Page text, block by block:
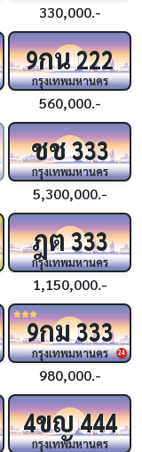
330,000.-
9กน222
กรุงเทพมหานคร
560,000.-
ชช333
กรุงเทพมหานคร
5,300,000.-
ฎต333
กรุงเทพมหานคร
1,150,000.-
24
9กม333
กรุงเทพมหานคร
980,000.-
4ขญ444
กรุงเทพมหานคร